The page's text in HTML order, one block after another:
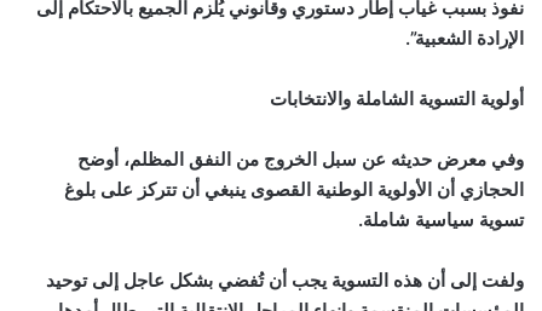
نفوذ بسبب غياب إطار دستوري وقانوني يُلزم الجميع بالاحتكام إلى
الإرادة الشعبية”.
أولوية التسوية الشاملة والانتخابات
وفي معرض حديثه عن سبل الخروج من النفق المظلم، أوضح
الحجازي أن الأولوية الوطنية القصوى ينبغي أن تتركز على بلوغ
تسوية سياسية شاملة.
ولفت إلى أن هذه التسوية يجب أن تُفضي بشكل عاجل إلى توحيد